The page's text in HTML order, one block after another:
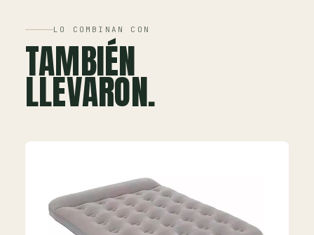
LO COMBINAN CON
TAMBIÉN
LLEVARON.